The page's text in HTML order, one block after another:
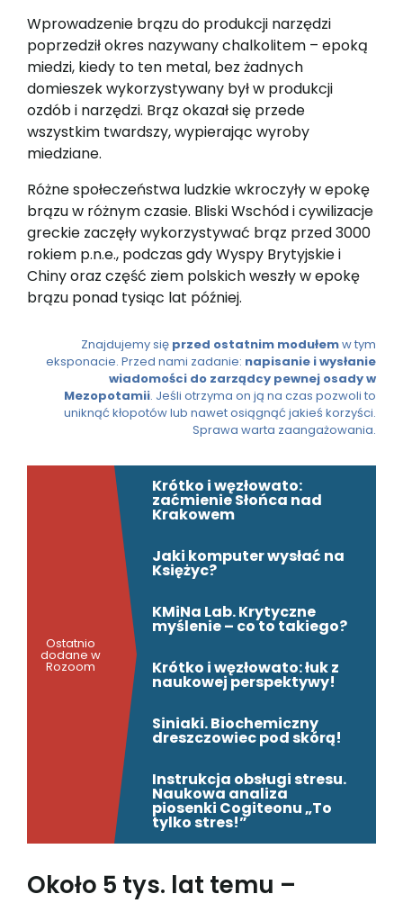
Wprowadzenie brązu do produkcji narzędzi
poprzedził okres nazywany chalkolitem – epoką
miedzi, kiedy to ten metal, bez żadnych
domieszek wykorzystywany był w produkcji
ozdób i narzędzi. Brąz okazał się przede
wszystkim twardszy, wypierając wyroby
miedziane.
Różne społeczeństwa ludzkie wkroczyły w epokę
brązu w różnym czasie. Bliski Wschód i cywilizacje
greckie zaczęły wykorzystywać brąz przed 3000
rokiem p.n.e., podczas gdy Wyspy Brytyjskie i
Chiny oraz część ziem polskich weszły w epokę
brązu ponad tysiąc lat później.
Znajdujemy się przed ostatnim modułemw tym
eksponacie. Przed nami zadanie: napisanie i wysłanie
wiadomości do zarządcy pewnej osady w
Mezopotamii. Jeśli otrzyma on ją na czas pozwoli to
uniknąć kłopotów lub nawet osiągnąć jakieś korzyści.
Sprawa warta zaangażowania.
Ostatnio
dodane w
Rozoom
Krótko i węzłowato:
zaćmienie Słońca nad
Krakowem
Jaki komputer wysłać na
Księżyc?
KMiNa Lab. Krytyczne
myślenie – co to takiego?
Krótko i węzłowato: łuk z
naukowej perspektywy!
Siniaki. Biochemiczny
dreszczowiec pod skórą!
Instrukcja obsługi stresu.
Naukowa analiza
piosenki Cogiteonu „To
tylko stres!”
Około 5 tys. lat temu –